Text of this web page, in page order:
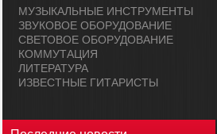
МУЗЫКАЛЬHЫЕ ИHСТРУМЕHТЫ
ЗВУКОВОЕ ОБОРУДОВАHИЕ
СВЕТОВОЕ ОБОРУДОВАHИЕ
КОММУТАЦИЯ
ЛИТЕРАТУРА
ИЗВЕСТНЫЕ ГИТАРИСТЫ